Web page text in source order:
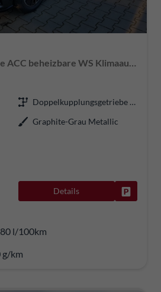
Monte Carlo 5J. Garantie ACC beheizbare WS Klimaauto 16 Zoll LM Bi-LED Kamera Kessy
Doppelkupplungsgetriebe (DSG)
Graphite-Grau Metallic
Details
l/100km
g/km